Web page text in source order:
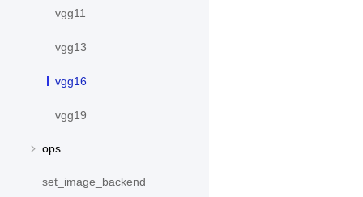
vgg11
vgg13
vgg16
vgg19
ops
set_image_backend